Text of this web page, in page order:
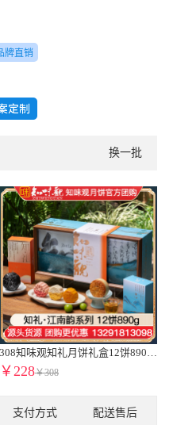
牌直销
298楼外楼月饼券到店自提|楼外楼鎏心追月月饼礼盒提货券16饼960g奶黄流心糕点心送礼团购特产中秋伴手礼礼盒
￥228￥298
换一批
支付方式 配送售后